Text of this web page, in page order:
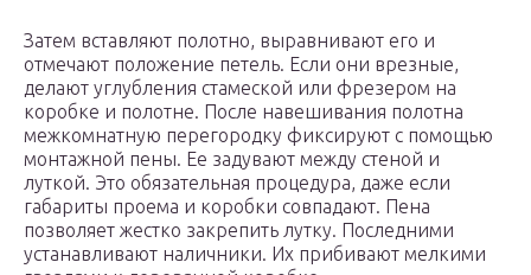
Затем вставляют полотно, выравнивают его и
отмечают положение петель. Если они врезные,
делают углубления стамеской или фрезером на
коробке и полотне. После навешивания полотна
межкомнатную перегородку фиксируют с помощью
монтажной пены. Ее задувают между стеной и
луткой. Это обязательная процедура, даже если
габариты проема и коробки совпадают. Пена
позволяет жестко закрепить лутку. Последними
устанавливают наличники. Их прибивают мелкими